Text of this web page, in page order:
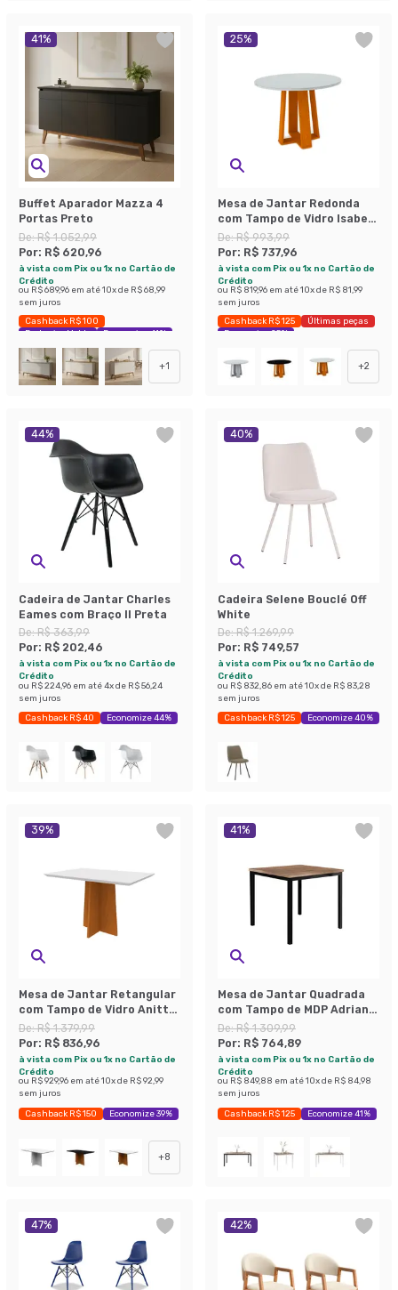
41%
Buffet Aparador Mazza 4
Portas Preto
De:R$ 1.052,99
Por: R$ 620,96
à vista com Pix ou 1x no Cartão de
Crédito
ou R$ 689,96 em até10x de R$ 68,99
sem juros
Cashback R$ 100
Exclusivo Mobly
Economize 41%
+1
25%
Mesa de Jantar Redonda
com Tampo de Vidro Isabela
Ipê e Off White 100 cm
De:R$ 993,99
Por: R$ 737,96
à vista com Pix ou 1x no Cartão de
Crédito
ou R$ 819,96 em até10x de R$ 81,99
sem juros
Cashback R$ 125
Últimas peças
Economize 25%
+2
44%
Cadeira de Jantar Charles
Eames com Braço II Preta
De:R$ 363,99
Por: R$ 202,46
à vista com Pix ou 1x no Cartão de
Crédito
ou R$ 224,96 em até4x de R$ 56,24
sem juros
Cashback R$ 40 Economize 44%
40%
Cadeira Selene Bouclé Off
White
De:R$ 1.269,99
Por: R$ 749,57
à vista com Pix ou 1x no Cartão de
Crédito
ou R$ 832,86 em até10x de R$ 83,28
sem juros
Cashback R$ 125 Economize 40%
39%
Mesa de Jantar Retangular
com Tampo de Vidro Anitta
Off White e Ype 120 cm
De:R$ 1.379,99
Por: R$ 836,96
à vista com Pix ou 1x no Cartão de
Crédito
ou R$ 929,96 em até10x de R$ 92,99
sem juros
Cashback R$ 150 Economize 39%
+8
41%
Mesa de Jantar Quadrada
com Tampo de MDP Adriana
Amadeirado e Preto 90 cm
De:R$ 1.309,99
Por: R$ 764,89
à vista com Pix ou 1x no Cartão de
Crédito
ou R$ 849,88 em até10x de R$ 84,98
sem juros
Cashback R$ 125 Economize 41%
47% 42%